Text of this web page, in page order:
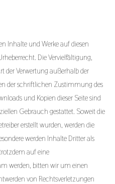
Inhalte und Werke auf diesen
Die Vervielfältigung,
der Verwertung außerhalb der
der schriftlichen Zustimmung des
und Kopien dieser Seite sind
Gebrauch gestattet. Soweit die
erstellt wurden, werden die
werden Inhalte Dritter als
auf eine
werden, bitten wir um einen
von Rechtsverletzungen